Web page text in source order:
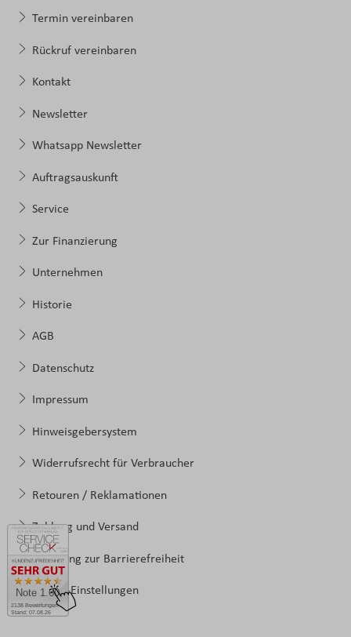
2138 Bewertungen
Stand: 07.08.26
Note 1.60
Termin vereinbaren
Rückruf vereinbaren
Kontakt
Newsletter
Whatsapp Newsletter
Auftragsauskunft
Service
Zur Finanzierung
Unternehmen
Historie
AGB
Datenschutz
Impressum
Hinweisgebersystem
Widerrufsrecht für Verbraucher
Retouren / Reklamationen
Zahlung und Versand
Erklärung zur Barrierefreiheit
Cookie-Einstellungen